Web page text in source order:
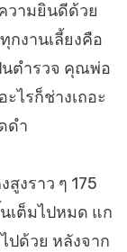
วามยินดีด้วย
กงานเลี้ยงคือ
นตำรวจ คุณพ่อ
ไรก็ช่างเถอะ
ดำ
งราว ๆ 175
เต็มไปหมด แก
ปด้วย หลังจาก